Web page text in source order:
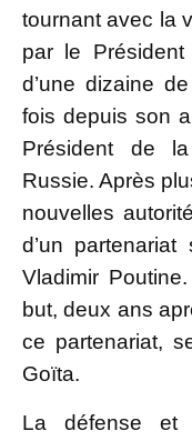
tournant avec la
par le
d’une dizaine
fois depuis son
Président de
Russie. Après
nouvelles
d’un
Vladimir
but, deux ans
ce partenariat,
Goïta.
La défense et